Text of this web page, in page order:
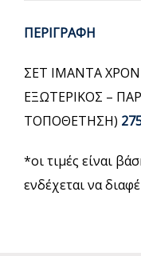
ΠΕΡΙΓΡΑΦΗ
ΣΕΤ ΙΜΑΝΤΑ
ΕΞΩΤΕΡΙΚΟΣ –
ΤΟΠΟΘΕΤΗΣΗ)
*οι τιμές είναι
ενδέχεται να